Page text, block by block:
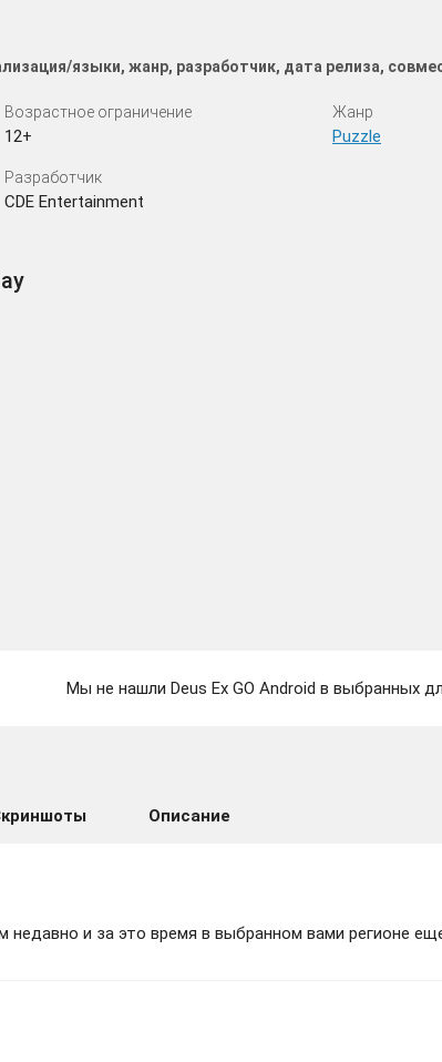
языки, жанр, разработчик, дата релиза,
Возрастное ограничение
12+
Жанр
Puzzle
Разработчик
CDE Entertainment
Мы не нашли Deus Ex GO Android в выбранных
Описание
недавно и за это время в выбранном вами регионе